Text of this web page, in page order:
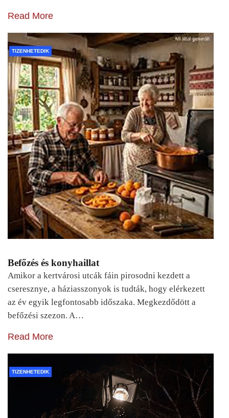
Read More
TIZENHETEDIK
Befőzés és konyhaillat
Amikor a kertvárosi utcák fáin pirosodni kezdett a
cseresznye, a háziasszonyok is tudták, hogy elérkezett
az év egyik legfontosabb időszaka. Megkezdődött a
befőzési szezon. A…
Read More
TIZENHETEDIK